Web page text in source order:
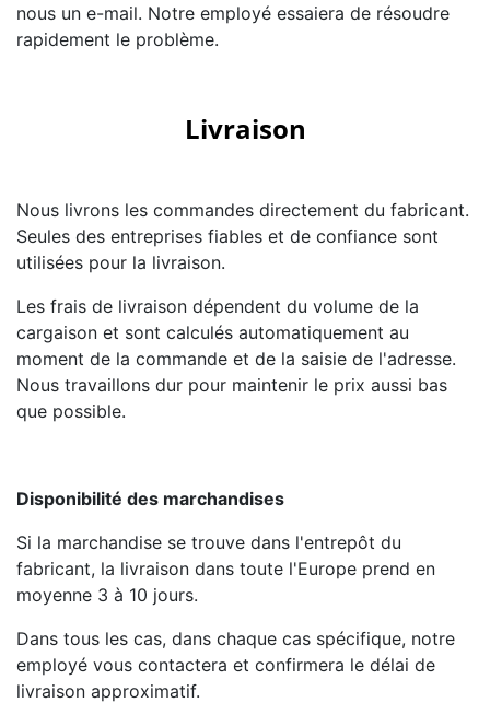
nous un e-mail. Notre employé essaiera de résoudre
rapidement le problème.
Livraison
Nous livrons les commandes directement du fabricant.
Seules des entreprises fiables et de confiance sont
utilisées pour la livraison.
Les frais de livraison dépendent du volume de la
cargaison et sont calculés automatiquement au
moment de la commande et de la saisie de l'adresse.
Nous travaillons dur pour maintenir le prix aussi bas
que possible.
Disponibilité des marchandises
Si la marchandise se trouve dans l'entrepôt du
fabricant, la livraison dans toute l'Europe prend en
moyenne 3 à 10 jours.
Dans tous les cas, dans chaque cas spécifique, notre
employé vous contactera et confirmera le délai de
livraison approximatif.